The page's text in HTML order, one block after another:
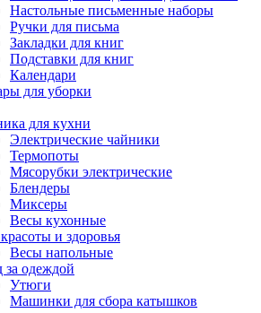
Настольные письменные наборы
Ручки для письма
Закладки для книг
Подставки для книг
Календари
для уборки
для кухни
Электрические чайники
Термопоты
Мясорубки электрические
Блендеры
Миксеры
Весы кухонные
и здоровья
Весы напольные
за одеждой
Утюги
Машинки для сбора катышков